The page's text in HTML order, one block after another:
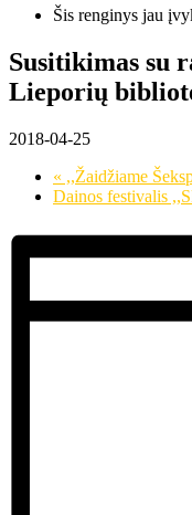
Šis renginys jau
Susitikimas su
Lieporių
2018-04-25
« ,,Žaidžiame
Dainos festivalis